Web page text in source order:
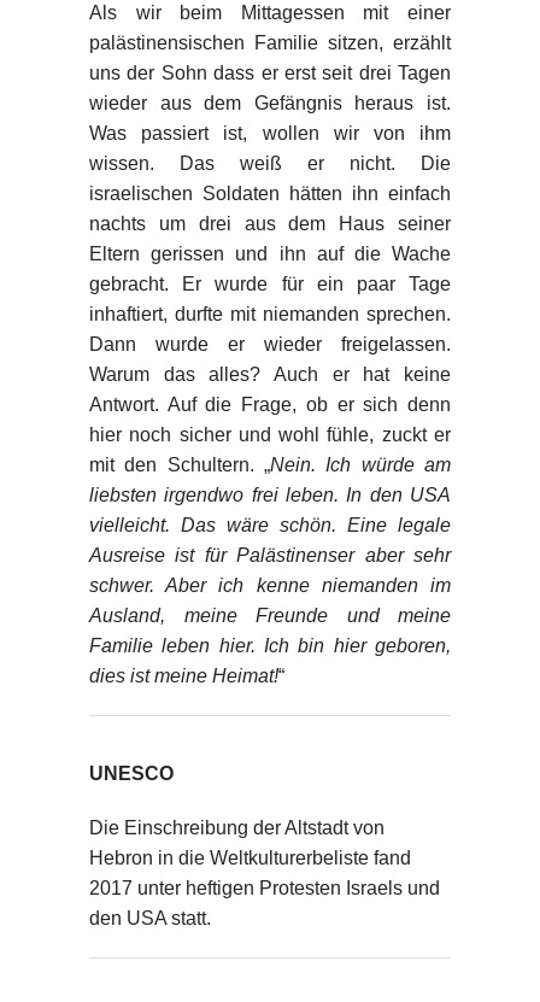
Als wir beim Mittagessen mit einer
palästinensischen Familie sitzen, erzählt
uns der Sohn dass er erst seit drei Tagen
wieder aus dem Gefängnis heraus ist.
Was passiert ist, wollen wir von ihm
wissen. Das weiß er nicht. Die
israelischen Soldaten hätten ihn einfach
nachts um drei aus dem Haus seiner
Eltern gerissen und ihn auf die Wache
gebracht. Er wurde für ein paar Tage
inhaftiert, durfte mit niemanden sprechen.
Dann wurde er wieder freigelassen.
Warum das alles? Auch er hat keine
Antwort. Auf die Frage, ob er sich denn
hier noch sicher und wohl fühle, zuckt er
mit den Schultern. „Nein. Ich würde am
liebsten irgendwo frei leben. In den USA
vielleicht. Das wäre schön. Eine legale
Ausreise ist für Palästinenser aber sehr
schwer. Aber ich kenne niemanden im
Ausland, meine Freunde und meine
Familie leben hier. Ich bin hier geboren,
dies ist meine Heimat!“
UNESCO
Die Einschreibung der Altstadt von
Hebron in die Weltkulturerbeliste fand
2017 unter heftigen Protesten Israels und
den USA statt.